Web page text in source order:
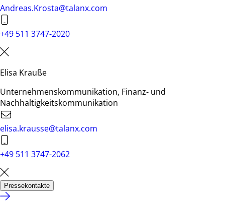
Andreas.Krosta@talanx.com
+49 511 3747-2020
Elisa Krauße
Unternehmenskommunikation, Finanz- und
Nachhaltigkeitskommunikation
elisa.krausse@talanx.com
+49 511 3747-2062
Pressekontakte